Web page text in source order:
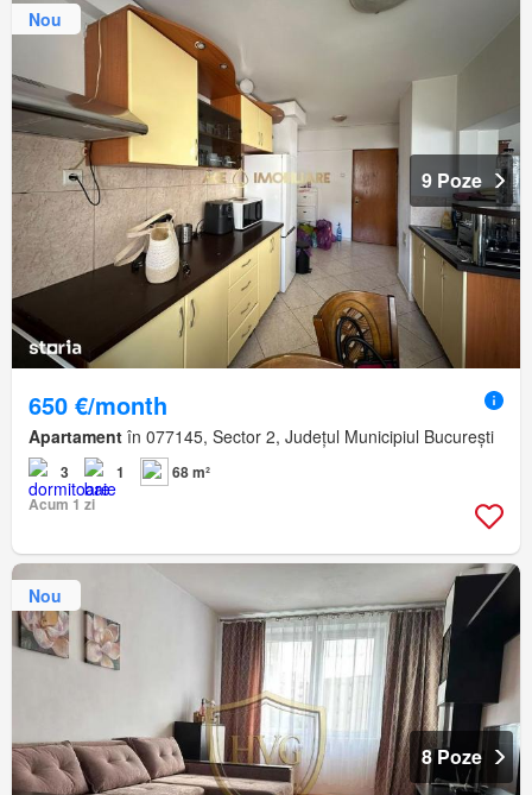
Nou
9 Poze
650 €/month
Apartament în 077145, Sector 2, Județul Municipiul București
3 1
68 m²
Acum 1 zi
Nou
8 Poze